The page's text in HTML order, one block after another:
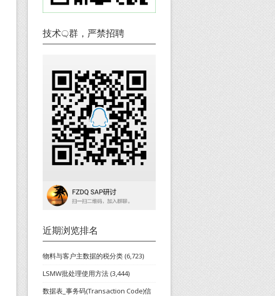
技术Q群，严禁招聘
近期浏览排名
物料与客户主数据的税分类(6,723)
LSMW批处理使用方法(3,444)
数据表_事务码(Transaction Code)信